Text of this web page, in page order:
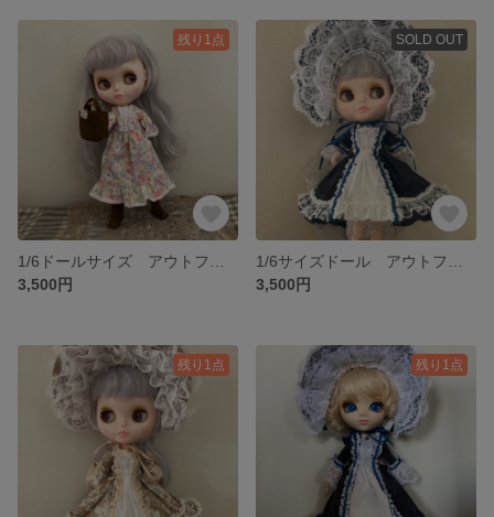
残り1点
3,500円
SOLD OUT
3,500円
残り1点 残り1点